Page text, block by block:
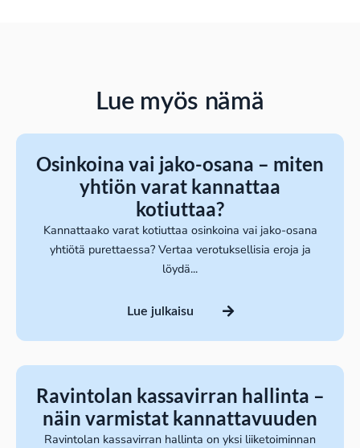
Lue myös nämä
Osinkoina vai jako-osana – miten
yhtiön varat kannattaa
kotiuttaa?
Kannattaako varat kotiuttaa osinkoina vai jako-osana
yhtiötä purettaessa? Vertaa verotuksellisia eroja ja
löydä...
Lue julkaisu
Ravintolan kassavirran hallinta –
näin varmistat kannattavuuden
Ravintolan kassavirran hallinta on yksi liiketoiminnan